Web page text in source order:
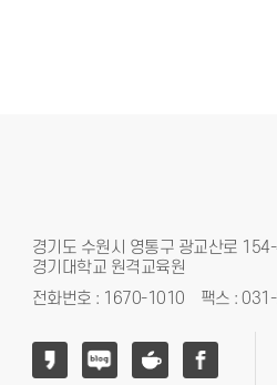
경기도 수원시 영통구 광교산로
경기대학교 원격교육원
전화번호 : 1670-1010 팩스 :